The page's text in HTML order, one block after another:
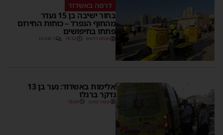
דרמה באשדוד
בחור ישיבה בן 15 נעדר
מהחוף הנפרד – כוחות החירום
פתחו בחיפושים
מנחם דויטש 18:32 1 תגובות
אלימות באשדוד: נער בן 13
נדקר ברגלו
משה קאהן 18:04